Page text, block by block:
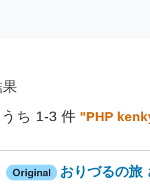
ち 1-3 件 "PHP
Original おりづるの旅